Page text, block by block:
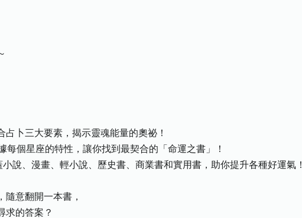
卜三大要素，揭示靈魂能量的奧祕！
個星座的特性，讓你找到最契合的「命運之書」！
說、漫畫、輕小說、歷史書、商業書和實用書，助你提升各種好運氣
隨意翻開一本書，
求的答案？